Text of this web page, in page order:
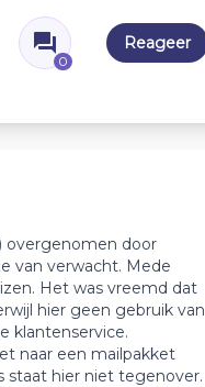
0
Reageer
overgenomen door
van verwacht. Mede
Het was vreemd dat
hier geen gebruik van
klantenservice.
naar een mailpakket
staat hier niet tegenover.